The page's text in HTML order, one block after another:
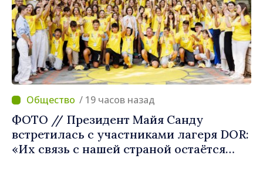
/ 19 часов назад
ФОТО // Президент Майя Санду
встретилась с участниками лагеря DOR:
«Их связь с нашей страной остаётся